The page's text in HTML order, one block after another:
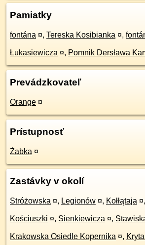
Pamiatky
fontána ¤, Tereska Kosibianka ¤,
Łukasiewicza ¤, Pomnik Dersława
Prevádzkovateľ
Orange ¤
Prístupnosť
Żabka ¤
Zastávky v okolí
Stróżowska ¤, Legionów ¤, Kołłątaja ¤,
Kościuszki ¤, Sienkiewicza ¤,
Krakowska Osiedle Kopernika ¤,